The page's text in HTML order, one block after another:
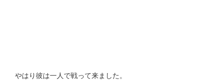
やはり彼は一人で戦って来ました。